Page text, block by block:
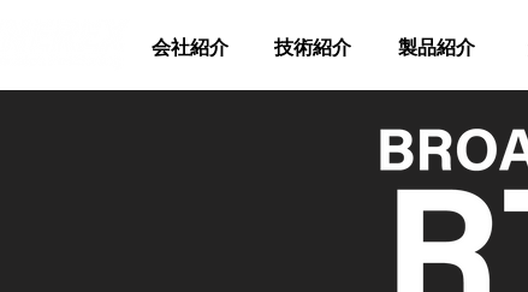
会社紹介 技術紹介 製品紹介